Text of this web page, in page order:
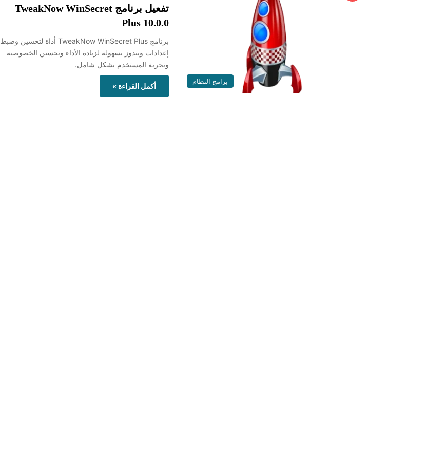
برامج النظام
تفعيل برنامج TweakNow WinSecret
Plus 10.0.0
برنامج TweakNow WinSecret Plus أداة لتحسين وضبط
إعدادات ويندوز بسهولة لزيادة الأداء وتحسين الخصوصية
وتجربة المستخدم بشكل شامل.
أكمل القراءة »